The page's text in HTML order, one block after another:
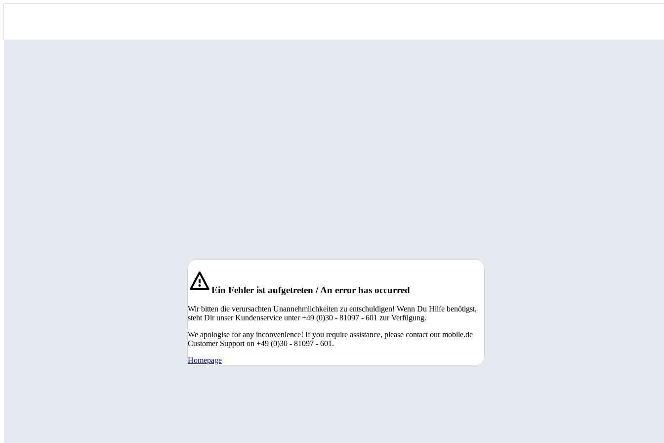
Ein Fehler ist aufgetreten / An error has occurred
Wir bitten die verursachten Unannehmlichkeiten zu entschuldigen! Wenn Du Hilfe benötigst,
steht Dir unser Kundenservice unter +49 (0)30 - 81097 - 601 zur Verfügung.
We apologise for any inconvenience! If you require assistance, please contact our mobile.de
Customer Support on +49 (0)30 - 81097 - 601.
Homepage